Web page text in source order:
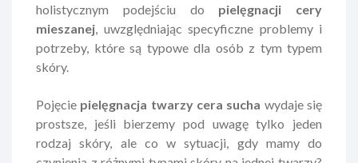
holistycznym podejściu do pielęgnacji cery
mieszanej , uwzględniając specyficzne problemy i
potrzeby, które są typowe dla osób z tym typem
skóry.
Pojęcie pielęgnacja twarzy cera sucha wydaje się
prostsze, jeśli bierzemy pod uwagę tylko jeden
rodzaj skóry, ale co w sytuacji, gdy mamy do